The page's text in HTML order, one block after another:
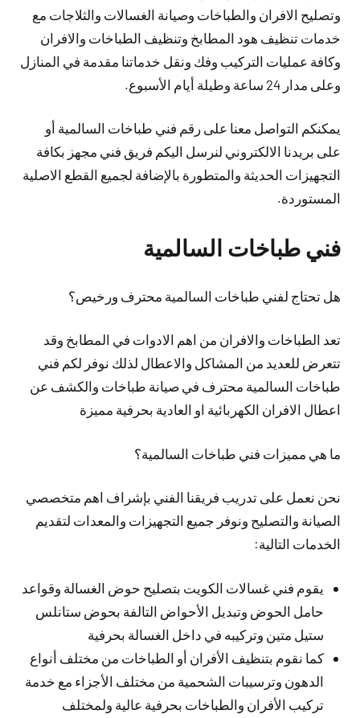
وتصليح الافران والطباخات وصيانة الغسالات والثلاجات مع
خدمات تنظيف هود المطابخ وتنظيف الطباخات والافران
وكافة عمليات التركيب وفك ونقل خدماتنا مقدمة في المنازل
وعلى مدار 24 ساعة وطيلة أيام الأسبوع.
يمكنكم التواصل معنا على رقم فني طباخات السالمية أو
على بريدنا الالكتروني لنرسل اليكم فريق فني مجهز بكافة
التجهيزات الحديثة والمتطورة بالإضافة لجميع القطع الاصلية
المستوردة.
فني طباخات السالمية
هل تحتاج لفني طباخات السالمية محترف ورخيص؟
تعد الطباخات والافران من اهم الادوات في المطابخ وقد
تتعرض للعديد من المشاكل والاعطال لذلك نوفر لكم فني
طباخات السالمية محترف في صيانة طباخات والكشف عن
اعطال الافران الكهربائية او العادية بحرفية مميزة
ما هي مميزات فني طباخات السالمية؟
نحن نعمل على تدريب فريقنا الفني بإشراف اهم متخصصي
الصيانة والتصليح ونوفر جميع التجهيزات والمعدات لتقديم
الخدمات التالية:
يقوم فني غسالات الكويت بتصليح حوض الغسالة وقواعد
حامل الحوض وتبديل الأحواض التالفة بحوض ستانلس
ستيل متين وتركيبه في داخل الغسالة بحرفية
كما نقوم بتنظيف الأفران أو الطباخات من مختلف أنواع
الدهون وترسيبات الشحمية من مختلف الأجزاء مع خدمة
تركيب الأفران والطباخات بحرفية عالية ولمختلف